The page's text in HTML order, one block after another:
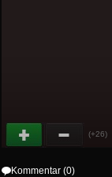
(+26)
Kommentar (0)